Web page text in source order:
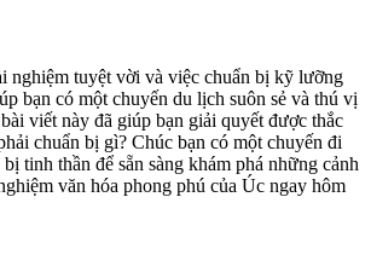
nghiệm tuyệt vời và việc chuẩn bị kỹ lưỡng
bạn có một chuyến du lịch suôn sẻ và thú vị
viết này đã giúp bạn giải quyết được thắc
chuẩn bị gì? Chúc bạn có một chuyến đi
tinh thần để sẵn sàng khám phá những cảnh
văn hóa phong phú của Úc ngay hôm